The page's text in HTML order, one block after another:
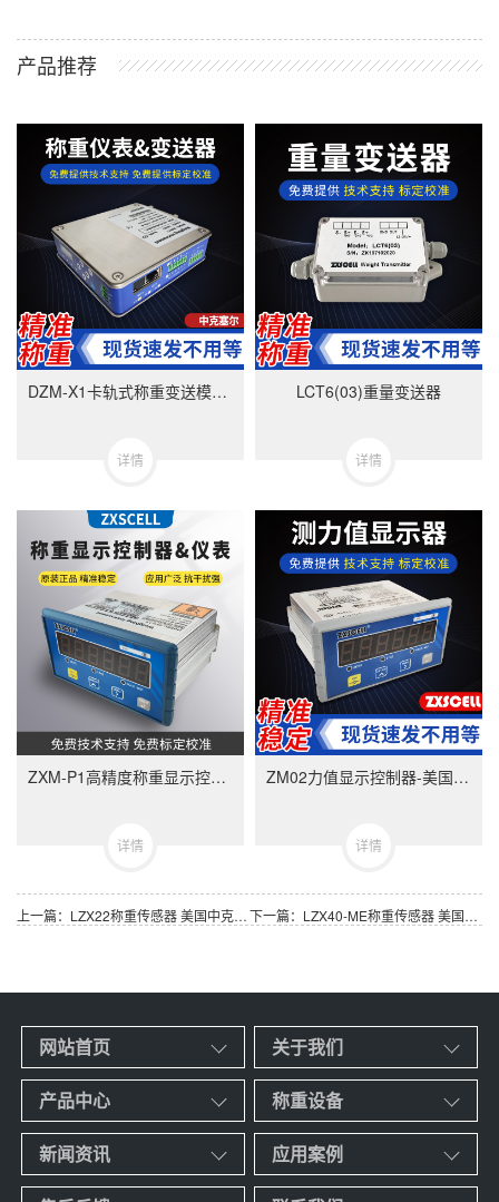
产品推荐
DZM-X1卡轨式称重变送模块-美国中克塞尔品牌
详情
LCT6(03)重量变送器
详情
ZXM-P1高精度称重显示控制器-ZXMP1美国中克塞尔品牌称重仪表
详情
ZM02力值显示控制器-美国中克塞尔品牌称重仪表
详情
上一篇：LZX22称重传感器 美国中克塞尔品牌 量程可选5kg至40kg 下一篇：LZX40-ME称重传感器 美国中克塞尔品牌 量程可选50kg至500kg
网站首页 关于我们
产品中心 称重设备
新闻资讯 应用案例